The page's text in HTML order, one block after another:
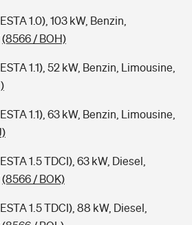
1.0), 103 kW, Benzin,
(8566 / BOH)
1.1), 52 kW, Benzin, Limousine,
1.1), 63 kW, Benzin, Limousine,
1.5 TDCI), 63 kW, Diesel,
(8566 / BOK)
1.5 TDCI), 88 kW, Diesel,